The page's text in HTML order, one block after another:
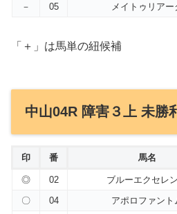
－
05 メイトゥリアー
「＋」は馬単の紐候補
中山04R 障害３上 未勝
印 番 馬名
◎ 02 ブルーエクセレ
〇
04 アポロファント